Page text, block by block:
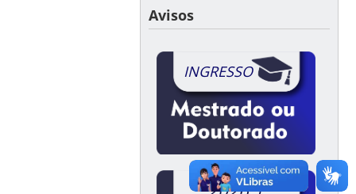
Avisos
INGRESSO